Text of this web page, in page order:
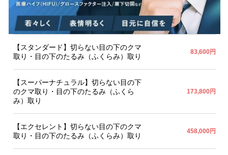
【スタンダード】切らない目の下のクマ
取り・目の下のたるみ（ふくらみ）取り
83,600円
【スーパーナチュラル】切らない目の下
のクマ取り・目の下のたるみ（ふくら
み）取り
173,800円
【エクセレント】切らない目の下のクマ
取り・目の下のたるみ（ふくらみ）取り
458,000円